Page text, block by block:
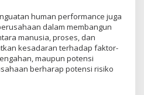
human performance juga
dalam membangun
manusia, proses, dan
kesadaran terhadap faktor-
maupun potensi
berharap potensi risiko